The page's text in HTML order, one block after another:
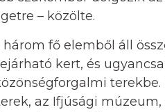
– közölte.
fő elemből áll
kert, és
az Ifjúsági